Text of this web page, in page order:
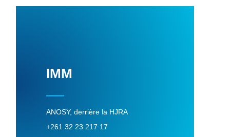
IMM
ANOSY, derrière la HJRA
+261 32 23 217 17